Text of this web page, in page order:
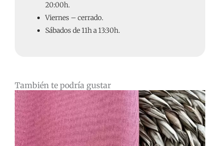
20:00h.
Viernes – cerrado.
Sábados de 11h a 13:30h.
También te podría gustar